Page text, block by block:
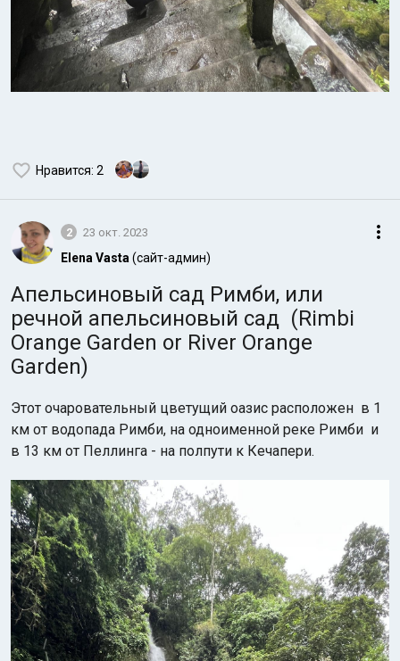
Нравится: 2
2 23 окт. 2023
Elena Vasta (сайт-админ)
Апельсиновый сад Римби, или
речной апельсиновый сад (Rimbi
Orange Garden or River Orange
Garden)
Этот очаровательный цветущий оазис расположен в 1
км от водопада Римби, на одноименной реке Римби и
в 13 км от Пеллинга - на полпути к Кечапери.